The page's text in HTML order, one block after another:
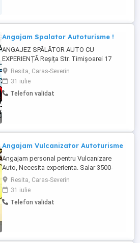
Angajam Spalator Autoturisme !
ANGAJEZ SPĂLĂTOR AUTO CU
EXPERIENȚĂ Reșița Str. Timișoarei 17
Dacă ai experiență și chef de muncă, te
vrem în echipă ACUM! NU căutăm
începători NU pierdem timpul cu neserioși
Căutăm: - Om rapid, atent și muncitor -
Resita, Caras-Severin
31 iulie
Telefon validat
Angajam Vulcanizator Autoturisme
Angajam personal pentru Vulcanizare
Auto, Necesita experienta. Salar 3500-
5000ron (cash) pentru mai multe informatii
.
Resita, Caras-Severin
31 iulie
Telefon validat